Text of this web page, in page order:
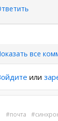
все
или
почта